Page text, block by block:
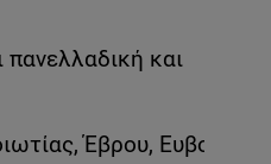
πανελλαδική και
Έβρου, Ευβοίας,